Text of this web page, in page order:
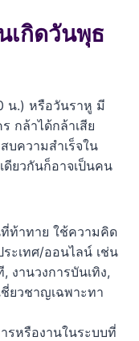
เกิดวันพุธ
น.) หรือวันราหู มี
กล้าได้กล้าเสีย
บความสำเร็จใน
ยวกันก็อาจเป็นคน
ที่ท้าทาย ใช้ความคิด
ะเทศ/ออนไลน์ เช่น
งานวงการบันเทิง,
ยวชาญเฉพาะทา
รหรืองานในระบบที่